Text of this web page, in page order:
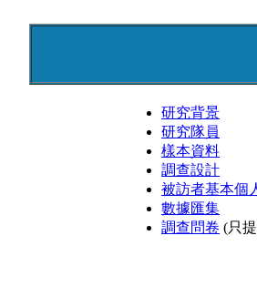
研究背景
研究隊員
樣本資料
調查設計
被訪者基本個
數據匯集
調查問卷 (只